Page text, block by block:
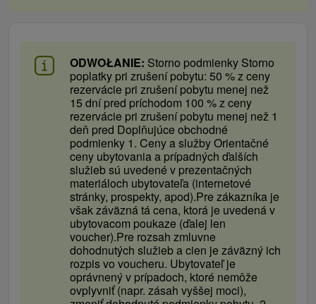
ODWOŁANIE: Storno podmienky Storno
poplatky pri zrušení pobytu: 50 % z ceny
rezervácie pri zrušení pobytu menej než
15 dní pred príchodom 100 % z ceny
rezervácie pri zrušení pobytu menej než 1
deň pred Doplňujúce obchodné
podmienky 1. Ceny a služby Orientačné
ceny ubytovania a prípadných ďalších
služieb sú uvedené v prezentačných
materiáloch ubytovateľa (internetové
stránky, prospekty, apod).Pre zákazníka je
však záväzná tá cena, ktorá je uvedená v
ubytovacom poukaze (ďalej len
voucher).Pre rozsah zmluvne
dohodnutých služieb a cien je záväzný ich
rozpis vo voucheru. Ubytovateľ je
oprávnený v prípadoch, ktoré nemôže
ovplyvniť (napr. zásah vyššej moci),